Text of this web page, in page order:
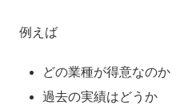
例えば
どの業種が得意なのか
過去の実績はどうか